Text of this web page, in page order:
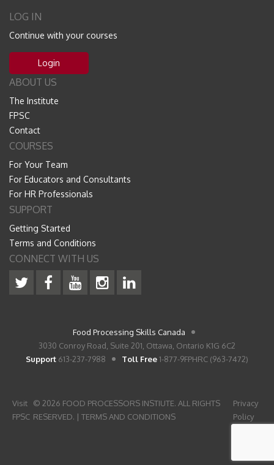
LOG IN
Continue with your courses
Login
ABOUT US
The Institute
FPSC
Contact
COURSES
For Your Team
For Educators and Consultants
For HR Professionals
SUPPORT
Getting Started
Terms and Conditions
CONNECT WITH US
Food Processing Skills Canada
3030 Conroy Road, Suite 201, Ottawa, Ontario K1G 6C2
Support 613-237-7988 Toll Free1-877-9FPHRC (963-7472)
Visit
FPSC
© 2026 FOOD PROCESSORS INSTIUTE. ALL RIGHTS
RESERVED. |TERMS AND CONDITIONS
Privacy
Policy